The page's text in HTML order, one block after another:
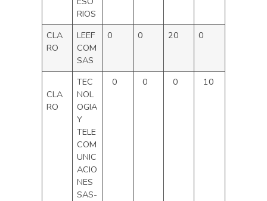
RIOS
CLA
RO
LEEF
COM
SAS
0 0 20 0
CLA
RO
TEC
NOL
OGIA
Y
TELE
COM
UNIC
ACIO
NES
SAS-
0 0 0 10